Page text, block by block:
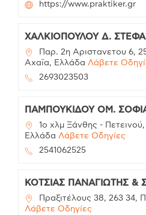
https://www.praktiker.gr
ΧΑΛΚΙΟΠΟΥΛΟΥ Δ.
Παρ. 2η Αριστανετου 6,
Αχαΐα, Ελλάδα Λάβετε
2693023503
ΠΑΜΠΟΥΚΙΔΟΥ ΟΜ.
1ο χλμ Ξάνθης -
Ελλάδα Λάβετε Οδηγίες
2541062525
ΚΟΤΣΙΑΣ ΠΑΝΑΓΙΩΤΗΣ &
Πραξιτέλους 38, 263 34,
Λάβετε Οδηγίες